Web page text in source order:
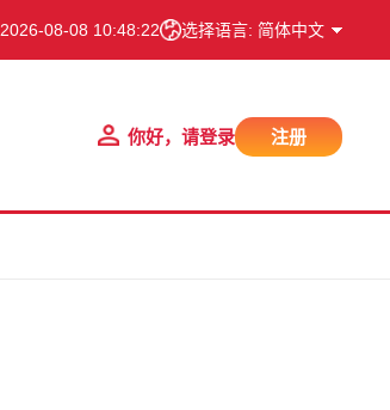
2026-08-08 10:48:23 选择语言: 简体中文
你好，请登录 注册